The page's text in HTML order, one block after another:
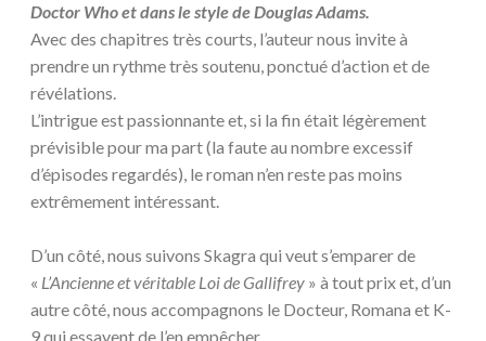
Doctor Who et dans le style de Douglas Adams.
Avec des chapitres très courts, l’auteur nous invite à
prendre un rythme très soutenu, ponctué d’action et de
révélations.
L’intrigue est passionnante et, si la fin était légèrement
prévisible pour ma part (la faute au nombre excessif
d’épisodes regardés), le roman n’en reste pas moins
extrêmement intéressant.
D’un côté, nous suivons Skagra qui veut s’emparer de
« L’Ancienne et véritable Loi de Gallifrey » à tout prix et, d’un
autre côté, nous accompagnons le Docteur, Romana et K-
9 qui essayent de l’en empêcher.